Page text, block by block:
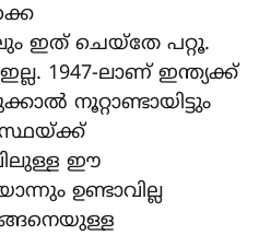
ഇത് ചെയ്തേ പറ്റൂ.
1947-ലാണ് ഇന്ത്യക്ക്
നൂറ്റാണ്ടായിട്ടും
ഈ
ഉണ്ടാവില്ല